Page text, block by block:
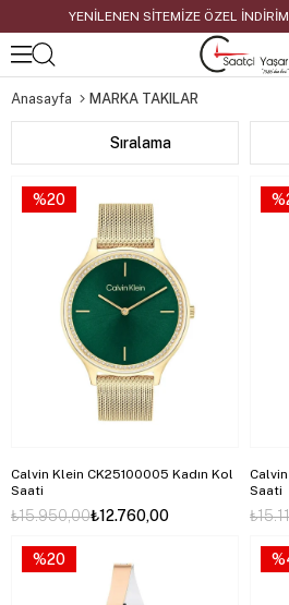
YENİLENEN SİTEMİZE ÖZEL
Anasayfa MARKA TAKILAR
Sıralama
Calvin Klein CK25100005 Kadın Kol
Saati
₺12.760,00
₺15.950,00
%20
Saati
%20